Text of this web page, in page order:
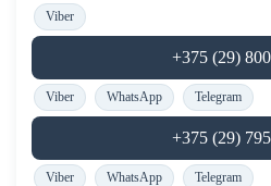
Viber
+375 (29)
Viber WhatsApp Telegram
+375 (29)
Viber WhatsApp Telegram